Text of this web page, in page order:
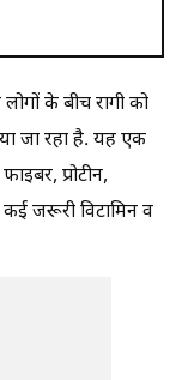
के बीच रागी को
जा रहा है. यह एक
प्रोटीन,
जरूरी विटामिन व